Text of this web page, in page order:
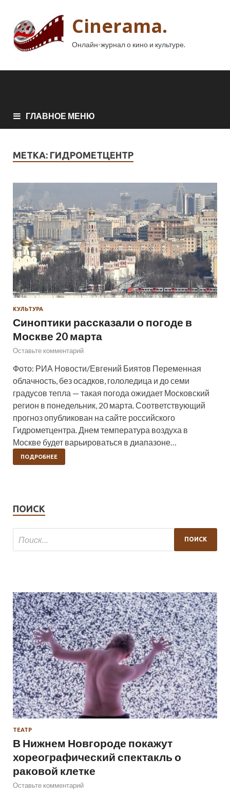
Cinerama.
Онлайн-журнал о кино и культуре.
ГЛАВНОЕ МЕНЮ
МЕТКА: ГИДРОМЕТЦЕНТР
КУЛЬТУРА
Синоптики рассказали о погоде в
Москве 20 марта
Оставьте комментарий
Фото: РИА Новости/Евгений Биятов Переменная
облачность, без осадков, гололедица и до семи
градусов тепла — такая погода ожидает Московский
регион в понедельник, 20 марта. Соответствующий
прогноз опубликован на сайте российского
Гидрометцентра. Днем температура воздуха в
Москве будет варьироваться в диапазоне…
ПОДРОБНЕЕ
ПОИСК
ТЕАТР
В Нижнем Новгороде покажут
хореографический спектакль о
раковой клетке
Оставьте комментарий